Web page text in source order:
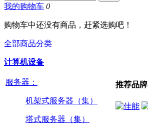
我的购物车 0
购物车中还没有商品，赶紧选购吧！
全部商品分类
计算机设备
服务器：
机架式服务器（集）
塔式服务器（集）
推荐品牌